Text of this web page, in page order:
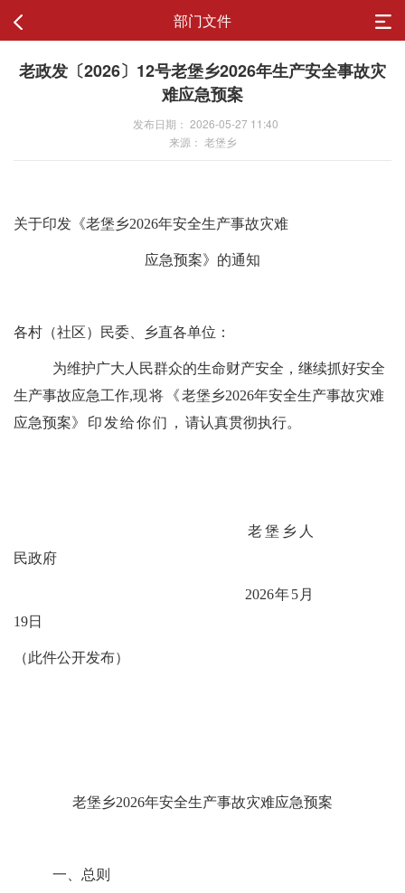
部门文件
老政发〔2026〕12号老堡乡2026年生产安全事故灾
难应急预案
发布日期： 2026-05-27 11:40
来源： 老堡乡
关于印发《老堡乡2026年安全生产事故灾难
应急预案》的通知
各村（社区）民委、乡直各单位：
为维护广大人民群众的生命财产安全，继续抓好安全
生产事故应急工作,现将《老堡乡2026年安全生产事故灾难
应急预案》印发给你们， 请认真贯彻执行。
老堡乡人
民政府
2026年5月
19日
（此件公开发布）
老堡乡2026年安全生产事故灾难应急预案
一、 总则